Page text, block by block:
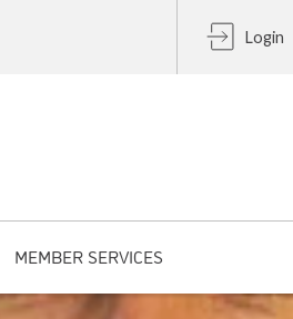
Login
MEMBER SERVICES